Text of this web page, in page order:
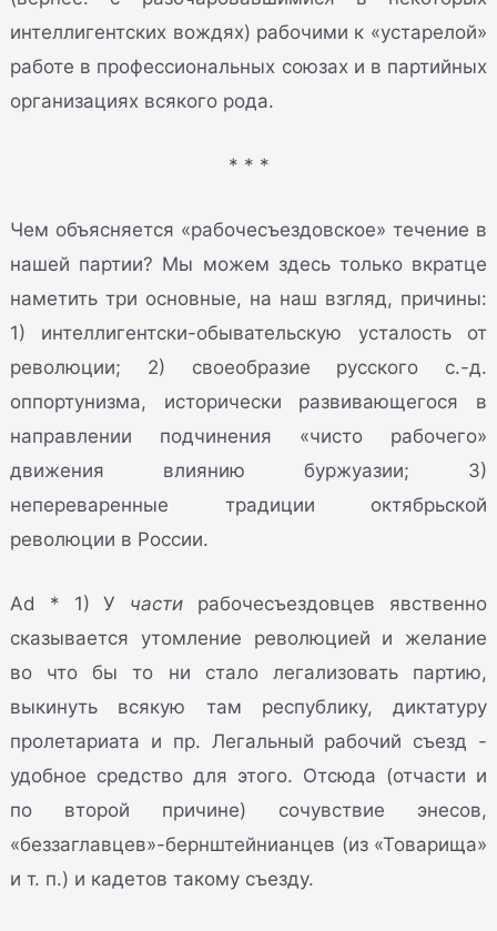
интеллигентских вождях) рабочими к «устарелой»
работе в профессиональных союзах и в партийных
организациях всякого рода.
* * *
Чем объясняется «рабочесъездовское» течение в
нашей партии? Мы можем здесь только вкратце
наметить три основные, на наш взгляд, причины:
1) интеллигентски-обывательскую усталость от
революции; 2) своеобразие русского с.-д.
оппортунизма, исторически развивающегося в
направлении подчинения «чисто рабочего»
движения влиянию буржуазии; 3)
непереваренные традиции октябрьской
революции в России.
Ad * 1) У части рабочесъездовцев явственно
сказывается утомление революцией и желание
во что бы то ни стало легализовать партию,
выкинуть всякую там республику, диктатуру
пролетариата и пр. Легальный рабочий съезд -
удобное средство для этого. Отсюда (отчасти и
по второй причине) сочувствие энесов,
«беззаглавцев»-бернштейнианцев (из «Товарища»
и т. п.) и кадетов такому съезду.